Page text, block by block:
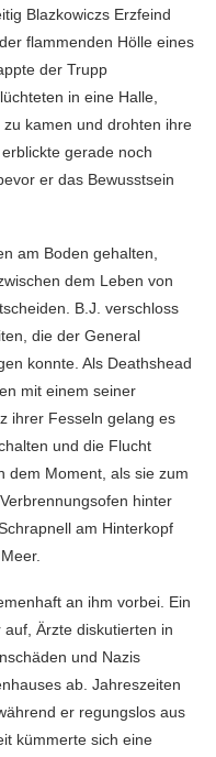
Blazkowiczs Erzfeind
flammenden Hölle eines
der Trupp
in eine Halle,
kamen und drohten ihre
gerade noch
er das Bewusstsein
am Boden gehalten,
dem Leben von
B.J. verschloss
die der General
konnte. Als Deathshead
mit einem seiner
ihrer Fesseln gelang es
und die Flucht
dem Moment, als sie zum
hinter
am Hinterkopf
an ihm vorbei. Ein
Ärzte diskutierten in
und Nazis
ab. Jahreszeiten
er regungslos aus
kümmerte sich eine